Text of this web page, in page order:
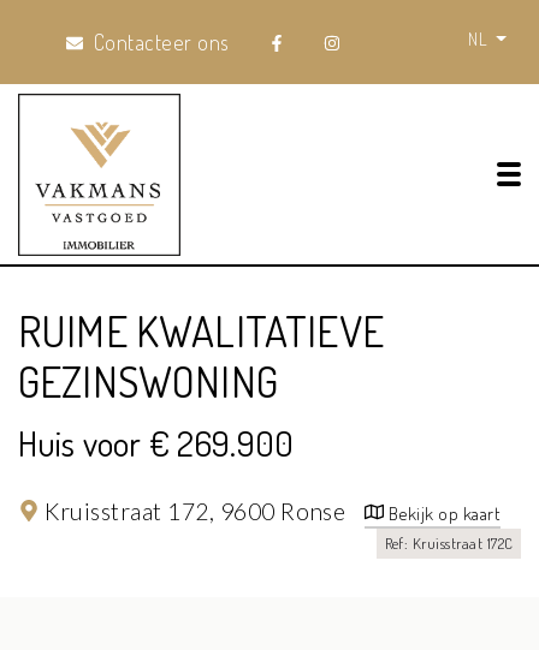
Contacteer ons NL
RUIME KWALITATIEVE
GEZINSWONING
Huis voor € 269.900
Kruisstraat 172, 9600 Ronse Bekijk op kaart
Ref: Kruisstraat 172C